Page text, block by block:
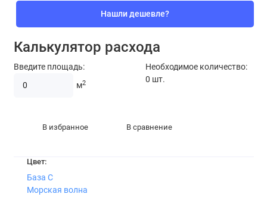
Нашли дешевле?
Калькулятор расхода
Введите площадь:
м2
Необходимое количество:
0 шт.
В избранное В сравнение
Цвет:
База С
Морская волна